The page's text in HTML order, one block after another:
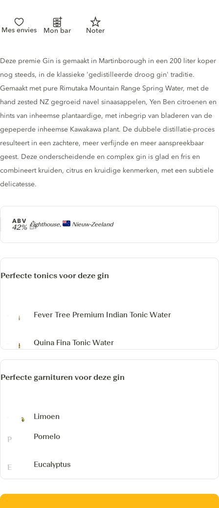
Mes envies Mon bar Noter
Producer
Lighthouse, Nieuw-Zeeland
ABV
42%
Gin description
Deze premie Gin is gemaakt in Martinborough in een 200 liter koper
nog steeds, in de klassieke 'gedistilleerde droog gin' traditie.
Gemaakt met pure Rimutaka Mountain Range Spring Water, met de
hand zested NZ gegroeid navel sinaasappelen, Yen Ben citroenen en
hints van inheemse plantaardige, met inbegrip van bladeren van de
gepeperde inheemse Kawakawa plant. De dubbele distillatie-proces
resulteert in een zachtere, meer verfijnde en meer aanspreekbaar
geest. Deze onderscheidende en complex gin is glad en fris en
combineert kruiden, citrus en kruidige kenmerken, met een subtiele
delicatesse.
Perfecte tonics voor deze gin
Fever Tree Premium Indian Tonic Water
Quina Fina Tonic Water
Perfecte garnituren voor deze gin
Limoen
Pomelo
Eucalyptus